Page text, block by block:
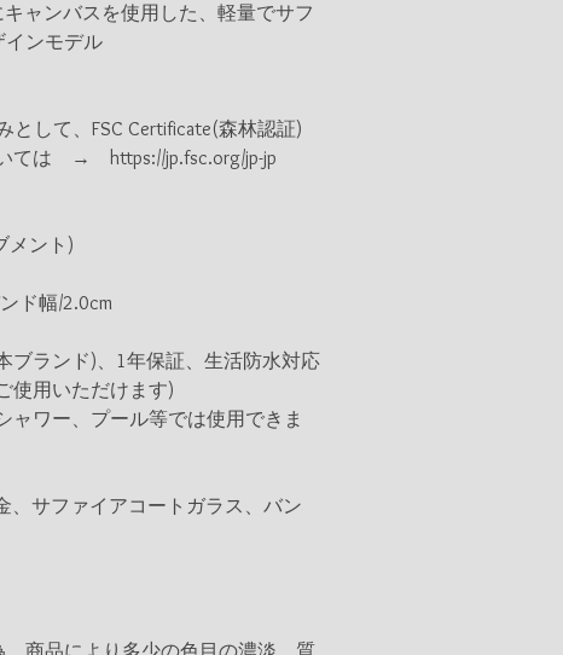
ャンバスを使用した、軽量でサフ
インモデル
して、FSC Certificate(森林認証)
ては → https://jp.fsc.org/jp-jp
メント)
ド幅/2.0cm
ブランド)、1年保証、生活防水対応
使用いただけます)
ワー、プール等では使用できま
、サファイアコートガラス、バン